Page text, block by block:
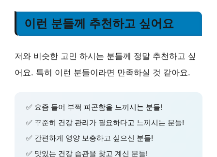
이런 분들께 추천하고 싶어요
저와 비슷한 고민 하시는 분들께 정말 추천하고 싶
어요. 특히 이런 분들이라면 만족하실 것 같아요.
✅ 요즘 들어 부쩍 피곤함을 느끼시는 분들!
✅ 꾸준히 건강 관리가 필요하다고 느끼시는 분들!
✅ 간편하게 영양 보충하고 싶으신 분들!
✅ 맛있는 건강 습관을 찾고 계신 분들!